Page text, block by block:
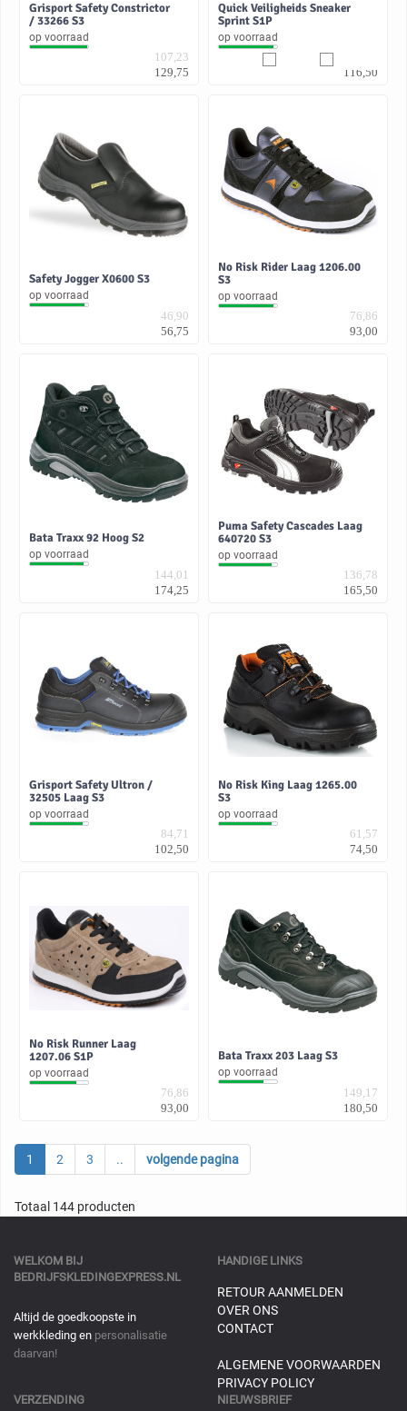
Grisport Safety Constrictor
/ 33266 S3
op voorraad
107,23
129,75
Quick Veiligheids Sneaker
Sprint S1P
op voorraad
116,50
Safety Jogger X0600 S3
op voorraad
46,90
56,75
No Risk Rider Laag 1206.00
S3
op voorraad
76,86
93,00
Bata Traxx 92 Hoog S2
op voorraad
144,01
174,25
Puma Safety Cascades Laag
640720 S3
op voorraad
136,78
165,50
Grisport Safety Ultron /
32505 Laag S3
op voorraad
84,71
102,50
No Risk King Laag 1265.00
S3
op voorraad
61,57
74,50
No Risk Runner Laag
1207.06 S1P
op voorraad
76,86
93,00
Bata Traxx 203 Laag S3
op voorraad
149,17
180,50
1 2 3 .. volgende pagina
Totaal 144 producten
WELKOM BIJ
BEDRIJFSKLEDINGEXPRESS.NL
Altijd de goedkoopste in
werkkleding en personalisatie
daarvan!
HANDIGE LINKS
RETOUR AANMELDEN
OVER ONS
CONTACT
ALGEMENE VOORWAARDEN
PRIVACY POLICY
VERZENDING NIEUWSBRIEF